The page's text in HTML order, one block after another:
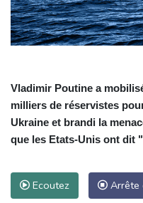
Vladimir Poutine a
milliers de réservistes
Ukraine et brandi la
que les Etats-Unis ont dit
Ecoutez Arrête